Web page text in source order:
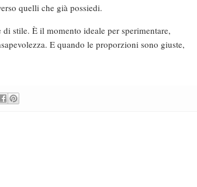
quelli che già possiedi.
stile. È il momento ideale per sperimentare,
E quando le proporzioni sono giuste,